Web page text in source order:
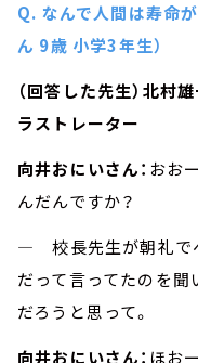
Q. なんで人間は寿命
ん 9歳 小学3年生）
（回答した先生）北村
ラストレーター
向井おにいさん： おお
んだんですか？
― 校長先生が朝礼で
だって言ってたのを聞
だろうと思って。
向井おにいさん： ほお